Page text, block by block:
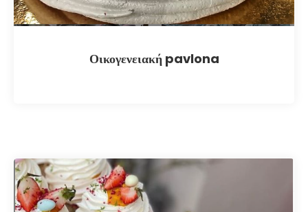
Οικογενειακή pavlona